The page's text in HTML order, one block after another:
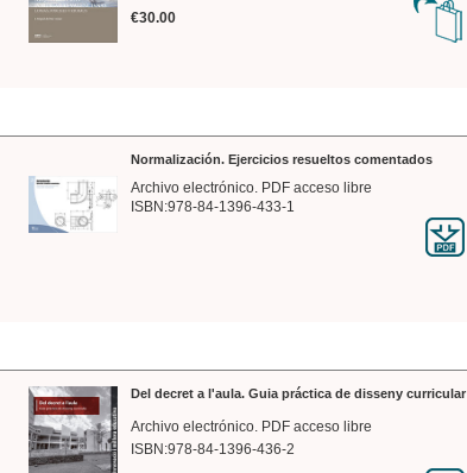
€30.00
Normalización. Ejercicios resueltos comentados
Archivo electrónico. PDF acceso libre
ISBN:978-84-1396-433-1
Del decret a l'aula. Guia práctica de disseny curricular
Archivo electrónico. PDF acceso libre
ISBN:978-84-1396-436-2